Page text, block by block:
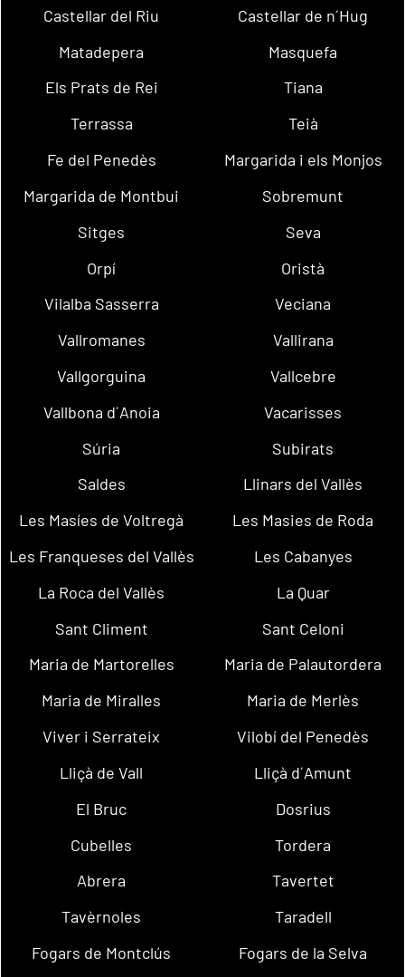
Castellar del Riu
Castellar de n´Hug
Matadepera
Masquefa
Els Prats de Rei
Tiana
Terrassa
Teià
Fe del Penedès
Margarida i els Monjos
Margarida de Montbui
Sobremunt
Sitges
Seva
Orpí
Oristà
Vilalba Sasserra
Veciana
Vallromanes
Vallirana
Vallgorguina
Vallcebre
Vallbona d´Anoia
Vacarisses
Súria
Subirats
Saldes
Llinars del Vallès
Les Masíes de Voltregà
Les Masies de Roda
Les Franqueses del Vallès
Les Cabanyes
La Roca del Vallès
La Quar
Sant Climent
Sant Celoni
Maria de Martorelles
Maria de Palautordera
Maria de Miralles
Maria de Merlès
Viver i Serrateix
Vilobí del Penedès
Lliçà de Vall
Lliçà d´Amunt
El Bruc
Dosrius
Cubelles
Tordera
Abrera
Tavertet
Tavèrnoles
Taradell
Fogars de Montclús
Fogars de la Selva